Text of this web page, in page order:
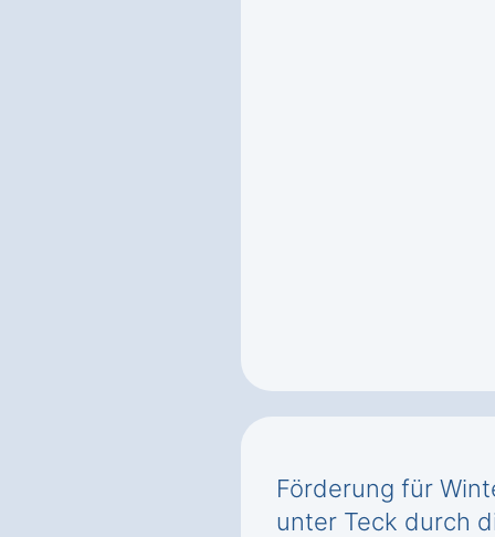
Förderung für
unter Teck durch